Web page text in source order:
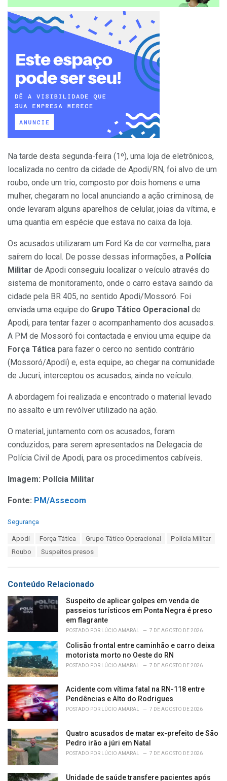
Na tarde desta segunda-feira (1º), uma loja de eletrônicos,
localizada no centro da cidade de Apodi/RN, foi alvo de um
roubo, onde um trio, composto por dois homens e uma
mulher, chegaram no local anunciando a ação criminosa, de
onde levaram alguns aparelhos de celular, joias da vítima, e
uma quantia em espécie que estava no caixa da loja.
Os acusados utilizaram um Ford Ka de cor vermelha, para
saírem do local. De posse dessas informações, a Polícia
Militar de Apodi conseguiu localizar o veículo através do
sistema de monitoramento, onde o carro estava saindo da
cidade pela BR 405, no sentido Apodi/Mossoró. Foi
enviada uma equipe do Grupo Tático Operacional de
Apodi, para tentar fazer o acompanhamento dos acusados.
A PM de Mossoró foi contactada e enviou uma equipe da
Força Tática para fazer o cerco no sentido contrário
(Mossoró/Apodi) e, esta equipe, ao chegar na comunidade
de Jucuri, interceptou os acusados, ainda no veículo.
A abordagem foi realizada e encontrado o material levado
no assalto e um revólver utilizado na ação.
O material, juntamento com os acusados, foram
conduzidos, para serem apresentados na Delegacia de
Polícia Civil de Apodi, para os procedimentos cabíveis.
Imagem: Polícia Militar
Fonte: PM/Assecom
C
i
s
:
Segurança
Apodi Força Tática Grupo Tático Operacional
Polícia Militar
Roubo
Suspeitos presos
Conteúdo Relacionado
Suspeito de aplicar golpes em venda de
passeios turísticos em Ponta Negra é preso
em flagrante
POSTADO POR LÚCIO AMARAL 7 DE AGOSTO DE 2026
Colisão frontal entre caminhão e carro deixa
motorista morto no Oeste do RN
POSTADO POR LÚCIO AMARAL 7 DE AGOSTO DE 2026
Acidente com vítima fatal na RN-118 entre
Pendências e Alto do Rodrigues
POSTADO POR LÚCIO AMARAL 7 DE AGOSTO DE 2026
Quatro acusados de matar ex-prefeito de São
Pedro irão a júri em Natal
POSTADO POR LÚCIO AMARAL 7 DE AGOSTO DE 2026
Unidade de saúde transfere pacientes após